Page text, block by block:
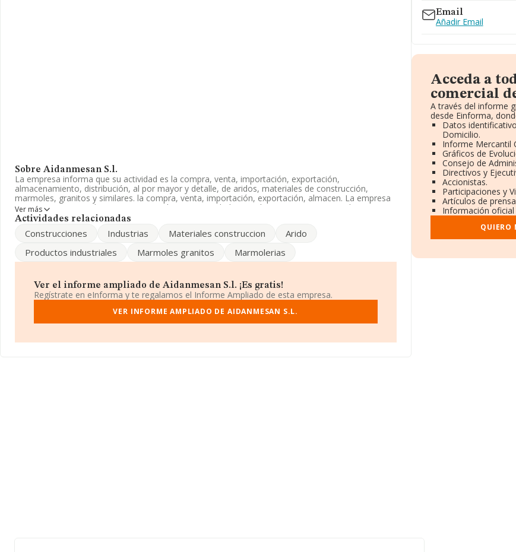
Sobre Aidanmesan S.l.
La empresa informa que su actividad es la compra, venta, importación, exportación,
almacenamiento, distribución, al por mayor y detalle, de aridos, materiales de construcción,
marmoles, granitos y similares. la compra, venta, importación, exportación, almacen. La empresa
aparece inscrita en el Registro Mercantil como Sociedad Limitada. Su CNAE corresponde a 4101
con código '%cnae%'. La empresa no tiene actividad en mercados exteriores.
La sociedadAidanmesan S.L, NIF B35861913, tiene domicilio fiscal en Calle Arocha núm. 33,
En base a la información de la que dispone INFORMA sobre 188.948 compañías, en el ámbito
la facturación entre todas las empresas es de 194 mil euros. Respecto a la información de la
provincia (hablamos de Las Palmas), en la base de datos de INFORMA aparecen 4720 empresas,
con ventas de 681 millones de euros. Con el fin de ampliar la información relativa a las compañías,
la antigüedad desde la constitución es de 17 años. Los empleados de media son 2.
Ver más
Actividades relacionadas
Construcciones Industrias Materiales construccion
Arido
Productos industriales
Marmoles granitos Marmolerias
Ver el informe ampliado de Aidanmesan S.l. ¡Es gratis!
Regístrate en eInforma y te regalamos el Informe Ampliado de esta empresa.
VER INFORME AMPLIADO DE AIDANMESAN S.L.
Email
Añadir Email
Acceda a
comercial
A través del informe
desde Einforma,
Datos
Domicilio.
Informe Mercantil
Gráficos de
Consejo de
Directivos y
Accionistas.
Participaciones y
Artículos de
Información
QUIERO